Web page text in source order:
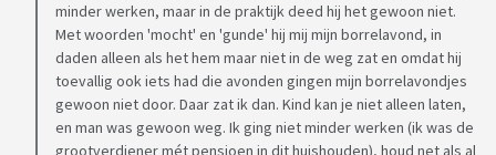
minder werken, maar in de praktijk deed hij het gewoon niet.
Met woorden 'mocht' en 'gunde' hij mij mijn borrelavond, in
daden alleen als het hem maar niet in de weg zat en omdat hij
toevallig ook iets had die avonden gingen mijn borrelavondjes
gewoon niet door. Daar zat ik dan. Kind kan je niet alleen laten,
en man was gewoon weg. Ik ging niet minder werken (ik was de
grootverdiener mét pensioen in dit huishouden), houd net als al